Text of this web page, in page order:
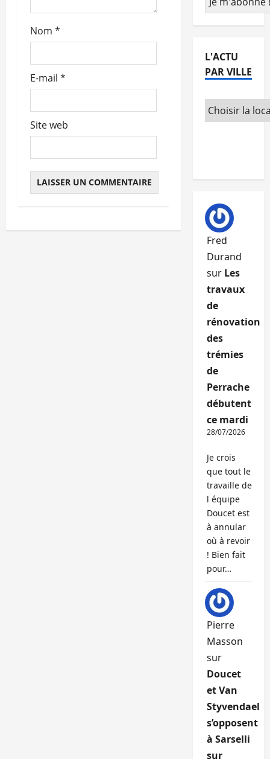
t
i
c
l
e
Nom *
E-mail *
Site web
L'ACTU
PAR VILLE
Fred
Durand
sur Les
travaux
de
rénovation
des
trémies
de
Perrache
débutent
ce mardi
28/07/2026
Je crois
que tout le
travaille de
l équipe
Doucet est
à annular
où à revoir
! Bien fait
pour…
Pierre
Masson
sur
Doucet
et Van
Styvendael
s’opposent
à Sarselli
sur